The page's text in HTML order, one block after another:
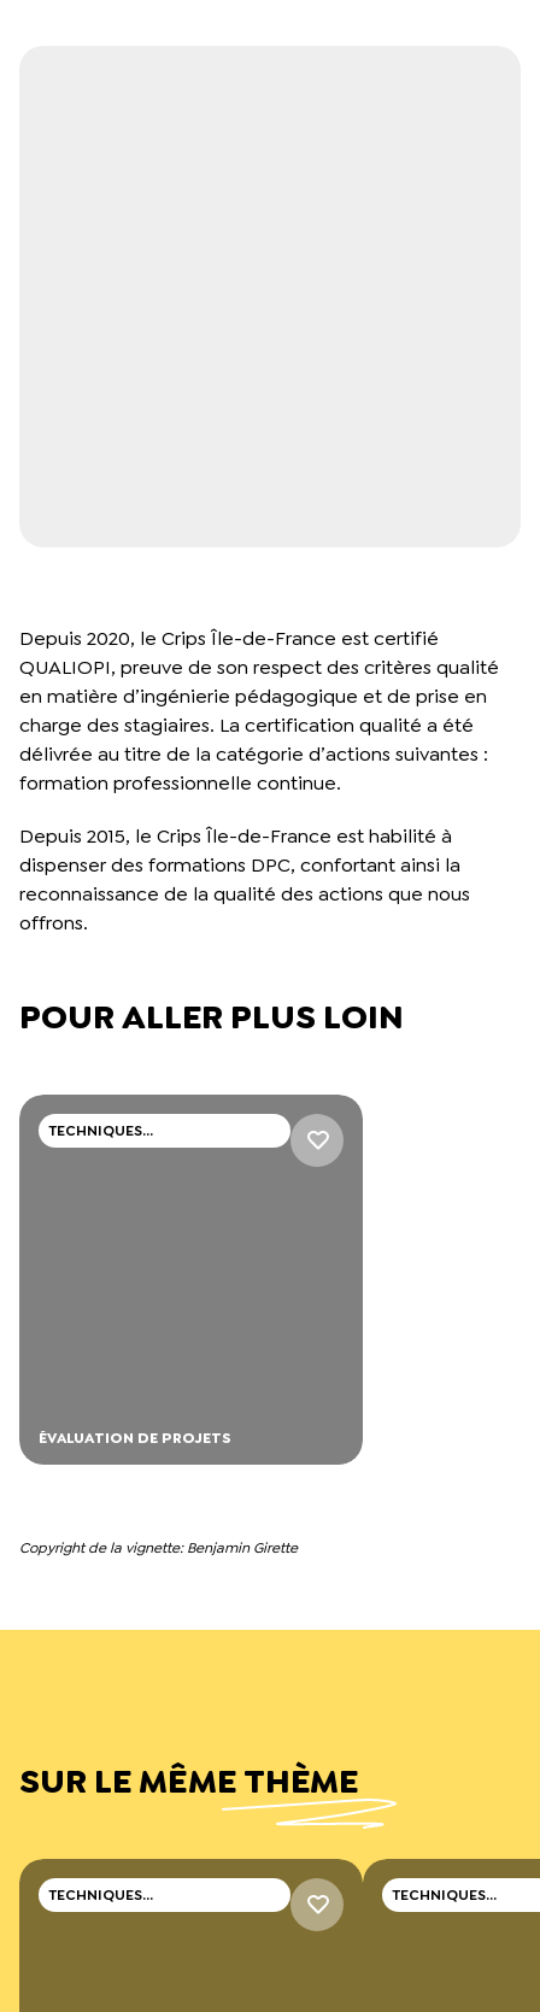
Depuis 2020, le Crips Île-de-France est certifié
QUALIOPI, preuve de son respect des critères qualité
en matière d’ingénierie pédagogique et de prise en
charge des stagiaires. La certification qualité a été
délivrée au titre de la catégorie d’actions suivantes :
formation professionnelle continue.
Depuis 2015, le Crips Île-de-France est habilité à
dispenser des formations DPC, confortant ainsi la
reconnaissance de la qualité des actions que nous
offrons.
POUR ALLER PLUS LOIN
TECHNIQUES
PROFESSIONNELLES
ÉVALUATION DE PROJETS
Copyright de la vignette: Benjamin Girette
SUR LE MÊME THÈME
TECHNIQUES
PROFESSIONNELLES
TECHNIQUES
PROFESSIONNELLES